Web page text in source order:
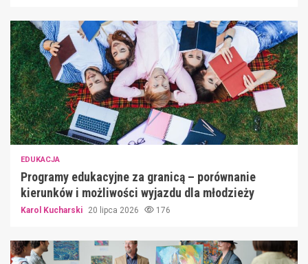
EDUKACJA
Programy edukacyjne za granicą – porównanie
kierunków i możliwości wyjazdu dla młodzieży
Karol Kucharski 20 lipca 2026 176